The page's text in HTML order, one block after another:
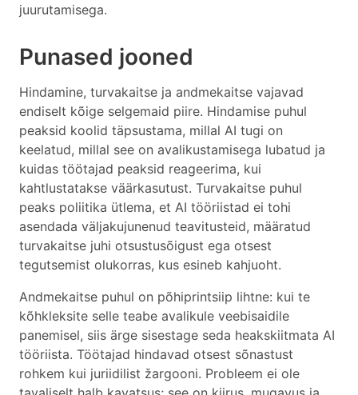
juurutamisega.
Punased jooned
Hindamine, turvakaitse ja andmekaitse vajavad
endiselt kõige selgemaid piire. Hindamise puhul
peaksid koolid täpsustama, millal AI tugi on
keelatud, millal see on avalikustamisega lubatud ja
kuidas töötajad peaksid reageerima, kui
kahtlustatakse väärkasutust. Turvakaitse puhul
peaks poliitika ütlema, et AI tööriistad ei tohi
asendada väljakujunenud teavitusteid, määratud
turvakaitse juhi otsustusõigust ega otsest
tegutsemist olukorras, kus esineb kahjuoht.
Andmekaitse puhul on põhiprintsiip lihtne: kui te
kõhkleksite selle teabe avalikule veebisaidile
panemisel, siis ärge sisestage seda heakskiitmata AI
tööriista. Töötajad hindavad otsest sõnastust
rohkem kui juriidilist žargooni. Probleem ei ole